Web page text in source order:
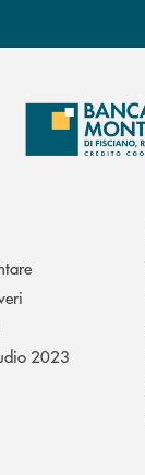
2023